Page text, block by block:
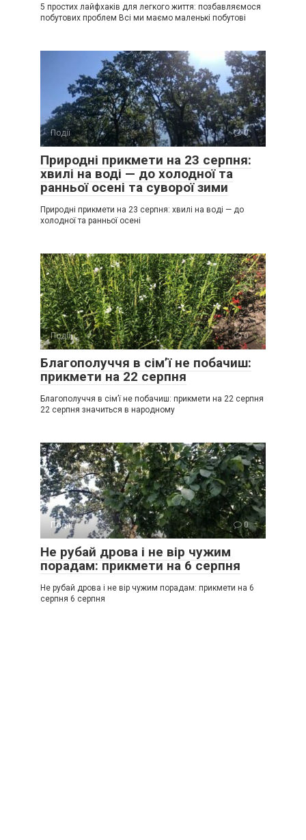
5 простих лайфхаків для легкого життя: позбавляємося
побутових проблем Всі ми маємо маленькі побутові
Події 0
Природні прикмети на 23 серпня:
хвилі на воді — до холодної та
ранньої осені та суворої зими
Природні прикмети на 23 серпня: хвилі на воді — до
холодної та ранньої осені
Події 0
Благополуччя в сім’ї не побачиш:
прикмети на 22 серпня
Благополуччя в сім’ї не побачиш: прикмети на 22 серпня
22 серпня значиться в народному
Події 0
Не рубай дрова і не вір чужим
порадам: прикмети на 6 серпня
Не рубай дрова і не вір чужим порадам: прикмети на 6
серпня 6 серпня